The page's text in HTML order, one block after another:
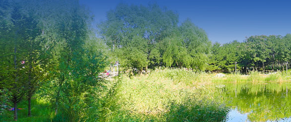
学院要闻
通知公告
人才培养
就业信息
国际交流 学院介绍
学院领导
学术机构
行政机构 科研方向
科研学术